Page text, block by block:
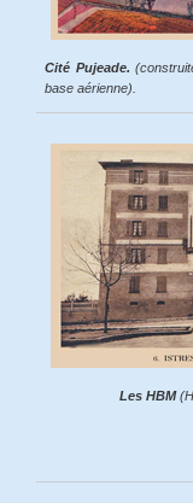
Cité Pujeade.
base aérienne).
Les HBM